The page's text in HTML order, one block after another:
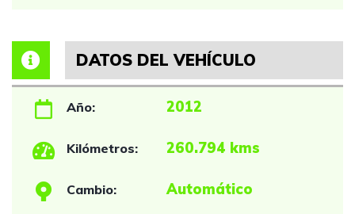
DATOS DEL VEHÍCULO
Año: 2012
Kilómetros: 260.794 kms
Cambio: Automático